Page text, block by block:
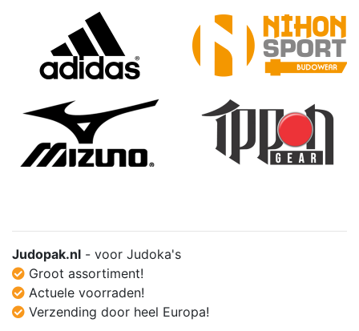
Judopak.nl - voor Judoka's
Groot assortiment!
Actuele voorraden!
Verzending door heel Europa!